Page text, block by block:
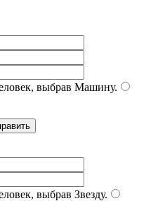
выбрав Машину.
выбрав Звезду.